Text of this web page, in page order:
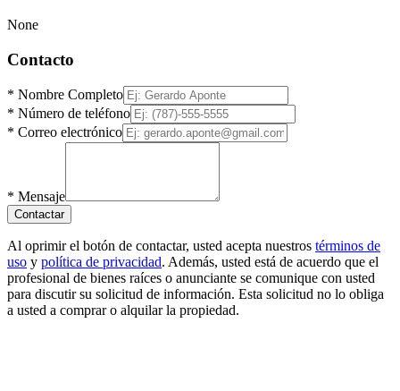
None
Contacto
* Nombre Completo
* Número de teléfono
* Correo electrónico
* Mensaje
Contactar
Al oprimir el botón de contactar, usted acepta nuestros términos de
uso y política de privacidad. Además, usted está de acuerdo que el
profesional de bienes raíces o anunciante se comunique con usted
para discutir su solicitud de información. Esta solicitud no lo obliga
a usted a comprar o alquilar la propiedad.